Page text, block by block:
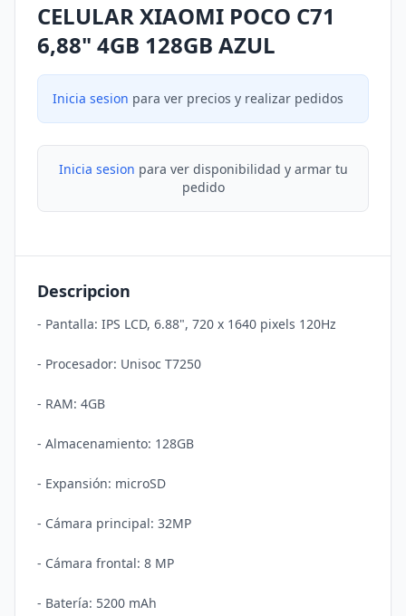
CELULAR XIAOMI POCO C71
6,88" 4GB 128GB AZUL
Inicia sesion para ver precios y realizar pedidos
Inicia sesion para ver disponibilidad y armar tu
pedido
Descripcion
- Pantalla: IPS LCD, 6.88", 720 x 1640 pixels 120Hz
- Procesador: Unisoc T7250
- RAM: 4GB
- Almacenamiento: 128GB
- Expansión: microSD
- Cámara principal: 32MP
- Cámara frontal: 8 MP
- Batería: 5200 mAh